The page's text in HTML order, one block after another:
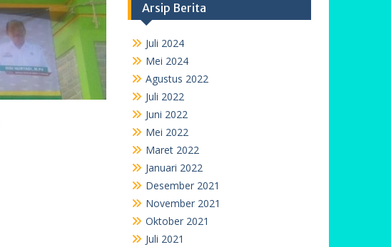
Arsip Berita
Juli 2024
Mei 2024
Agustus 2022
Juli 2022
Juni 2022
Mei 2022
Maret 2022
Januari 2022
Desember 2021
November 2021
Oktober 2021
Juli 2021